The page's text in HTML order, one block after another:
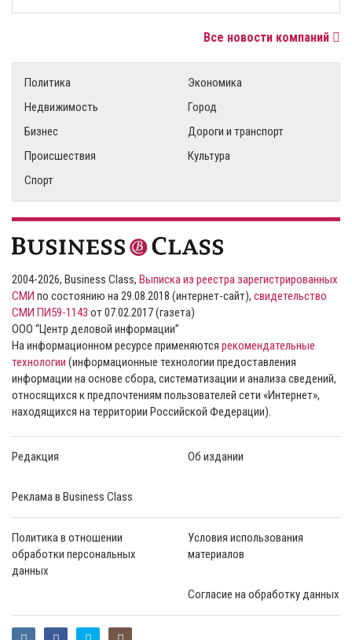
Все новости компаний
Политика
Экономика
Недвижимость
Город
Бизнес
Дороги и транспорт
Происшествия
Культура
Спорт
2004-2026, Business Class, Выписка из реестра зарегистрированных
СМИ по состоянию на 29.08.2018 (интернет-сайт), свидетельство
СМИ ПИ59-1143 от 07.02.2017 (газета)
ООО “Центр деловой информации”
На информационном ресурсе применяются рекомендательные
технологии (информационные технологии предоставления
информации на основе сбора, систематизации и анализа сведений,
относящихся к предпочтениям пользователей сети «Интернет»,
находящихся на территории Российской Федерации).
Редакция Об издании
Реклама в Business Class
Политика в отношении
обработки персональных
данных
Условия использования
материалов
Согласие на обработку данных